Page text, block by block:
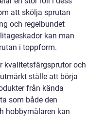
att skölja sprutan
och regelbundet
kan man
i toppform.
kvalitetsfärgsprutor och
ställe att börja
från kända
som både den
hobbymålaren kan